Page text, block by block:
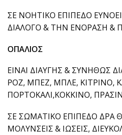
ΣΕ ΝΟΗΤΙΚΟ ΕΠΙΠΕΔΟ
ΔΙΑΛΟΓΟ & ΤΗΝ ΕΝΟΡΑΣΗ &
ΟΠΑΛΙΟΣ
ΕΙΝΑΙ ΔΙΑΥΓΗΣ & ΣΥΝΗΘΩΣ
ΡΟΖ, ΜΠΕΖ, ΜΠΛΕ, ΚΙΤΡΙΝΟ,
ΠΟΡΤΟΚΑΛΙ,ΚΟΚΚΙΝΟ,
ΣΕ ΣΩΜΑΤΙΚΟ ΕΠΙΠΕΔΟ ΔΡΑ
ΜΟΛΥΝΣΕΙΣ & ΙΩΣΕΙΣ,